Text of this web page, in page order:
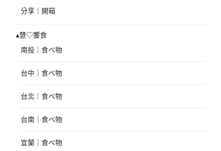
分享｜開箱
▴慧♡饗食
南投｜食べ物
台中｜食べ物
台北｜食べ物
台南｜食べ物
宜蘭｜食べ物